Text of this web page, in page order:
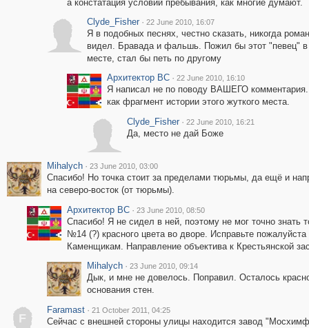
а констатация условий пребывания, как многие думают.
Clyde_Fisher · 22 June 2010, 16:07
Я в подобных песнях, честно сказать, никогда
видел. Бравада и фальшь. Пожил бы этот "певец" в
месте, стал бы петь по другому
Архитектор ВС · 22 June 2010, 16:10
Я написал не по поводу ВАШЕГО комментария.
как фрагмент истории этого жуткого места.
Clyde_Fisher · 22 June 2010, 16:21
Да, место не дай Боже
Mihalych · 23 June 2010, 03:00
Спасибо! Но точка стоит за пределами тюрьмы, да ещё и
на северо-восток (от тюрьмы).
Архитектор ВС · 23 June 2010, 08:50
Спасибо! Я не сидел в ней, поэтому не мог точно знать
№14 (?) красного цвета во дворе. Исправьте
Каменщикам. Направление объектива к Крестьянской
Mihalych · 23 June 2010, 09:14
Дык, и мне не довелось. Поправил. Осталось
основания стен.
F
Faramast · 21 October 2011, 04:25
Сейчас с внешней стороны улицы находится завод